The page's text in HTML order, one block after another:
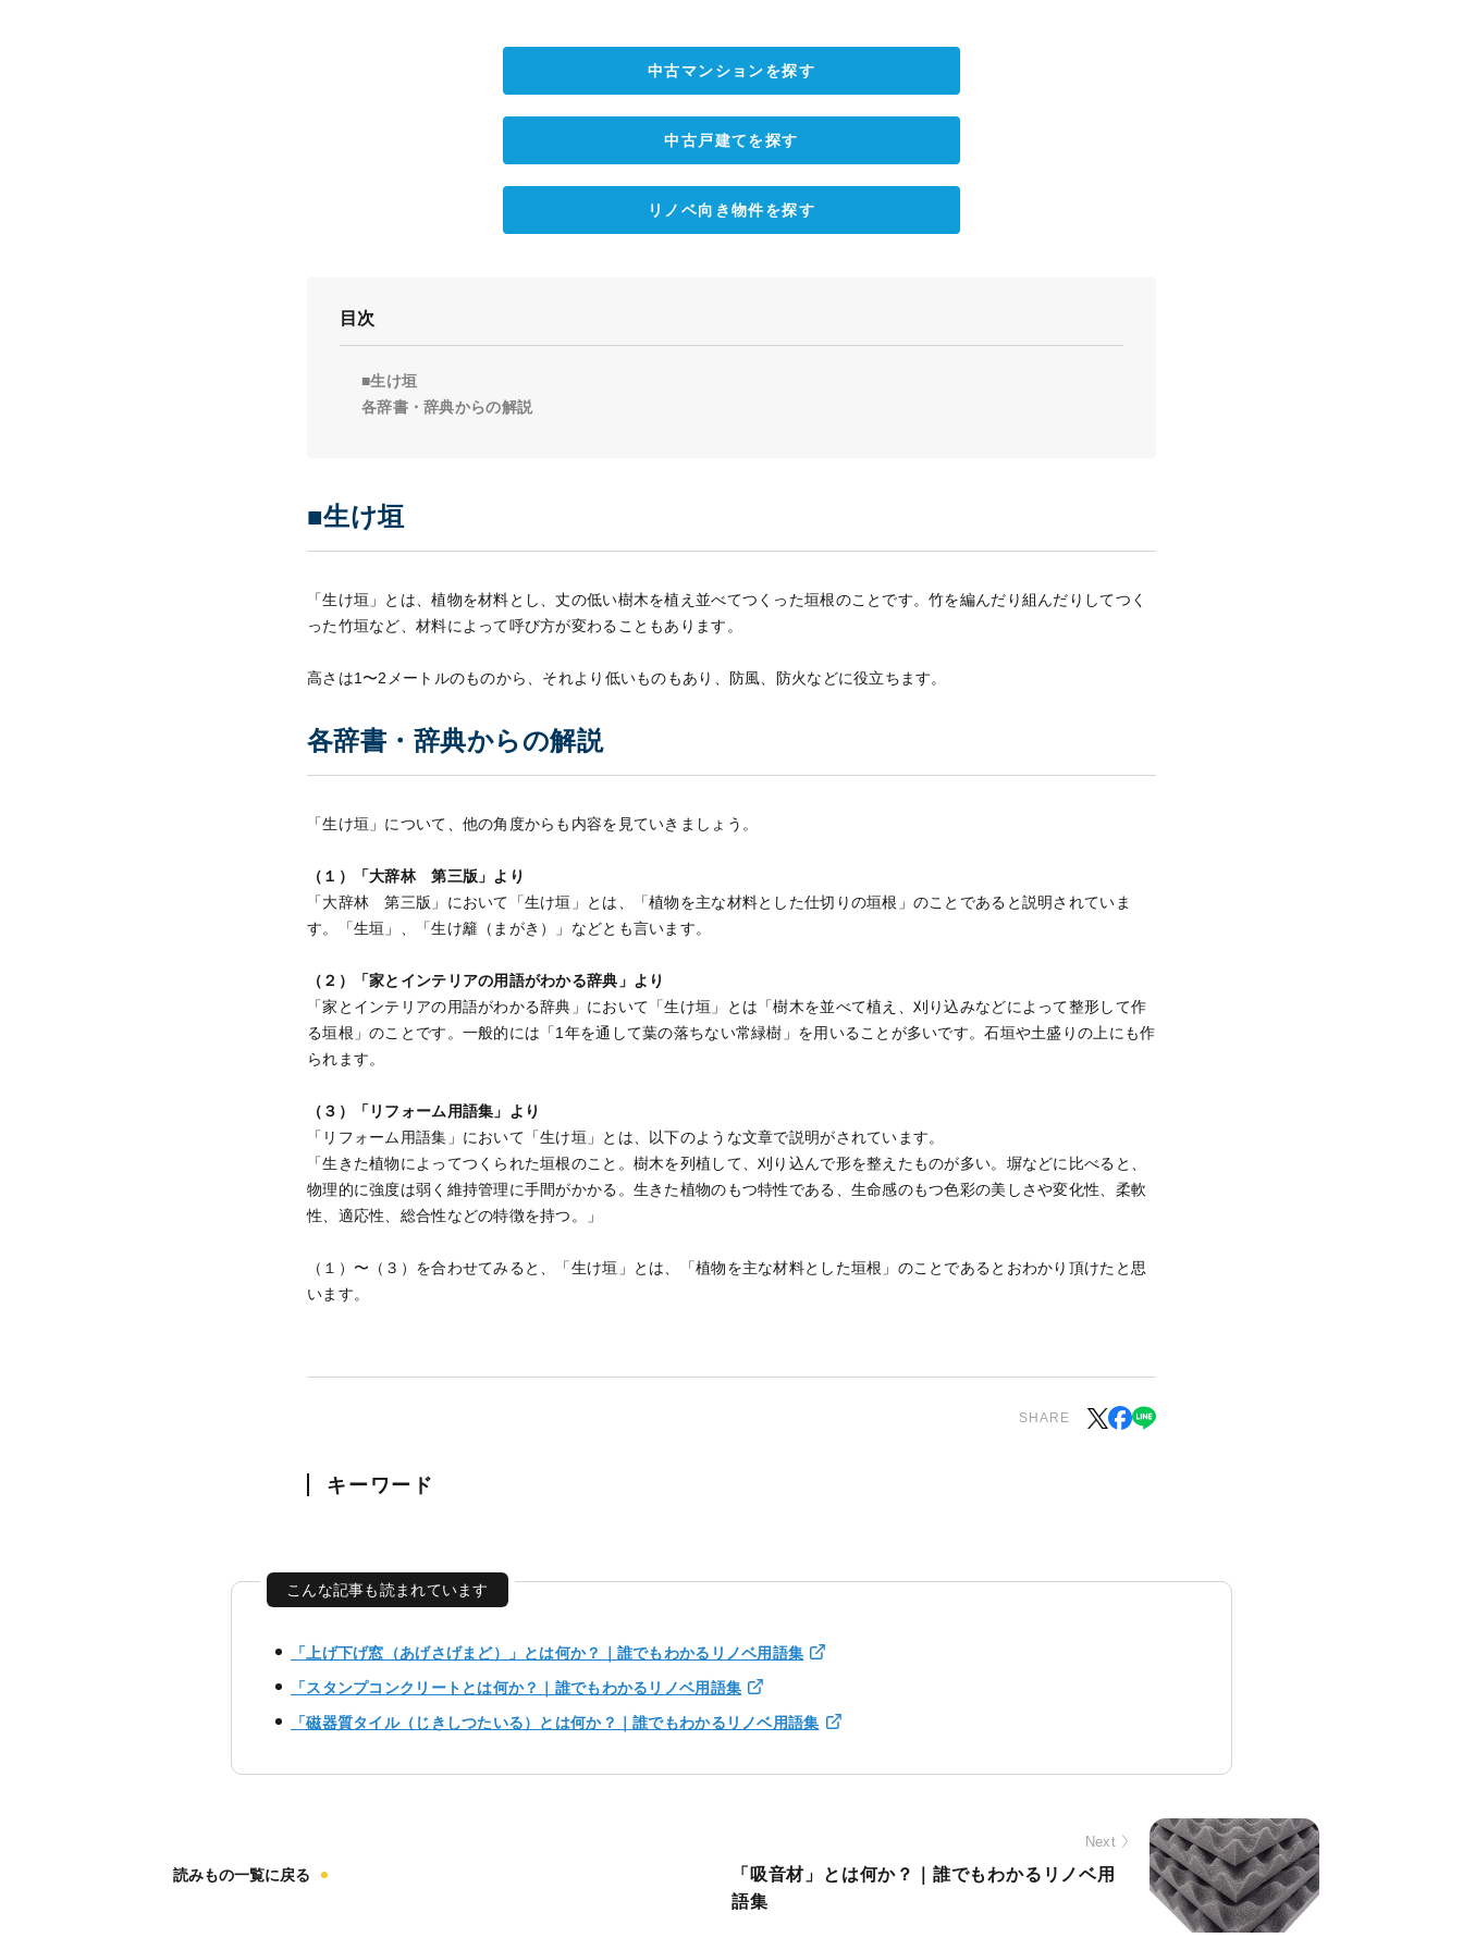
中古マンションを探す
中古戸建てを探す
リノベ向き物件を探す
目次
■生け垣
各辞書・辞典からの解説
■生け垣
「生け垣」とは、植物を材料とし、丈の低い樹木を植え並べてつくった垣根のことです。竹を編んだり組んだりしてつく
った竹垣など、材料によって呼び方が変わることもあります。
高さは1〜2メートルのものから、それより低いものもあり、防風、防火などに役立ちます。
各辞書・辞典からの解説
「生け垣」について、他の角度からも内容を見ていきましょう。
（１）「大辞林 第三版」より
「大辞林 第三版」において「生け垣」とは、「植物を主な材料とした仕切りの垣根」のことであると説明されていま
す。「生垣」、「生け籬（まがき）」などとも言います。
（２）「家とインテリアの用語がわかる辞典」より
「家とインテリアの用語がわかる辞典」において「生け垣」とは「樹木を並べて植え、刈り込みなどによって整形して作
る垣根」のことです。一般的には「1年を通して葉の落ちない常緑樹」を用いることが多いです。石垣や土盛りの上にも作
られます。
（３）「リフォーム用語集」より
「リフォーム用語集」において「生け垣」とは、以下のような文章で説明がされています。
「生きた植物によってつくられた垣根のこと。樹木を列植して、刈り込んで形を整えたものが多い。塀などに比べると、
物理的に強度は弱く維持管理に手間がかかる。生きた植物のもつ特性である、生命感のもつ色彩の美しさや変化性、柔軟
性、適応性、総合性などの特徴を持つ。」
（１）〜（３）を合わせてみると、「生け垣」とは、「植物を主な材料とした垣根」のことであるとおわかり頂けたと思
います。
SHARE
キーワード
こんな記事も読まれています
「上げ下げ窓（あげさげまど）」とは何か？｜誰でもわかるリノベ用語集
「スタンプコンクリートとは何か？｜誰でもわかるリノベ用語集
「磁器質タイル（じきしつたいる）とは何か？｜誰でもわかるリノベ用語集
読みもの一覧に戻る
Next
「吸音材」とは何か？｜誰でもわかるリノベ用
語集